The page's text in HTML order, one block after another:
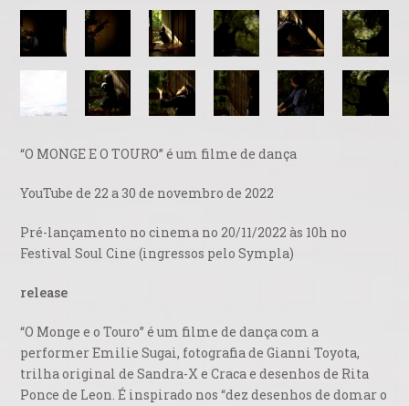
“O MONGE E O TOURO” é um filme de dança
YouTube de 22 a 30 de novembro de 2022
Pré-lançamento no cinema no 20/11/2022 às 10h no
Festival Soul Cine (ingressos pelo Sympla)
release
“O Monge e o Touro” é um filme de dança com a
performer Emilie Sugai, fotografia de Gianni Toyota,
trilha original de Sandra-X e Craca e desenhos de Rita
Ponce de Leon. É inspirado nos “dez desenhos de domar o